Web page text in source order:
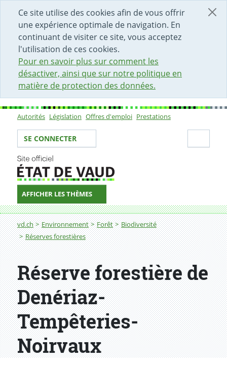
Ce site utilise des cookies afin de vous offrir
une expérience optimale de navigation. En
continuant de visiter ce site, vous acceptez
l'utilisation de ces cookies.
Pour en savoir plus sur comment les
désactiver, ainsi que sur notre politique en
matière de protection des données.
DÉBUT DU CONTENU DE LA PAGE
ACCÈS AU CHAMP DE RECHERCHE
PAGE D'ACCUEIL
FORMULAIRE DE CONTACT
Sous-navigation
Autorités Législation Offres d'emploi Prestations
Votre identité
SE CONNECTER
AFFICHER LES THÈMES
Fil d'Ariane
vd.ch Environnement Forêt
Biodiversité
Réserves forestières
Denériaz-Tempêteries-Noirvaux
Réserve forestière de
Denériaz-
Tempêteries-
Noirvaux